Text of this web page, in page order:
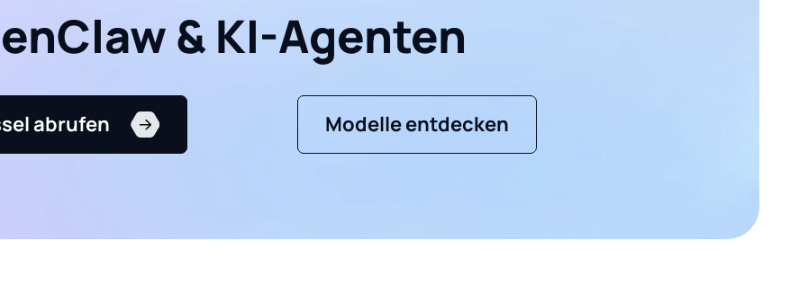
& KI-Agenten
abrufen Modelle entdecken